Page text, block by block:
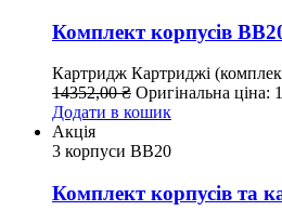
Комплект корпусів
Картридж Картриджі
14352,00₴ Оригінальна ціна:
Додати в кошик
Акція
3 корпуси ВВ20
Комплект корпусів та